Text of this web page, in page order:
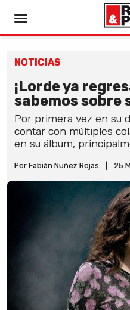
NOTICIAS
¡Lorde ya
sabemos sobre
Por primera vez en su
contar con múltiples
en su álbum,
Por Fabián Nuñez Rojas 25